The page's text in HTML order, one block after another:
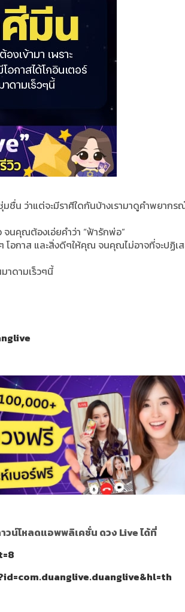
ชื่น ว่าแต่จะมีราศีใดกันบ้างเรามาดูคำพยากร
นคุณต้องเอ่ยคำว่า “ฟ้ารักพ่อ”
อกาส และสิ่งดีๆให้คุณ จนคุณไม่อาจที่จะปฏิเ
าดามเร็วๆนี้
วน์โหลดแอพพลิเคชั่น ดวง Live ได้ที่